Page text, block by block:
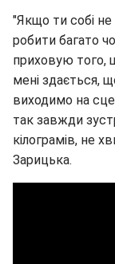
"Якщо ти собі
робити багато
приховую того,
мені здається,
виходимо на
так завжди
кілограмів, не
Зарицька.